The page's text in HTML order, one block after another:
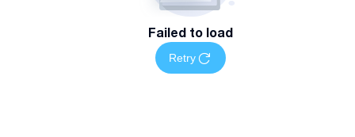
Failed to load
Retry